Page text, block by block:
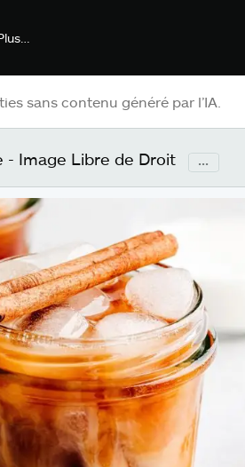
- Image Libre de Droit ...